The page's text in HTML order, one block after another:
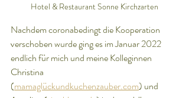
Hotel & Restaurant Sonne Kirchzarten
Nachdem coronabedingt die Kooperation
verschoben wurde ging es im Januar 2022
endlich für mich und meine Kolleginnen
Christina
(mamaglückundkuchenzauber.com) und